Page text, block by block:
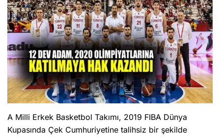
A Milli Erkek Basketbol Takımı, 2019 FIBA Dünya
Kupasında Çek Cumhuriyetine talihsiz bir şekilde